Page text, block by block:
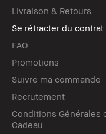
Livraison & Retours
Se rétracter du contrat
FAQ
Promotions
Suivre ma commande
Recrutement
Conditions Générales
Cadeau